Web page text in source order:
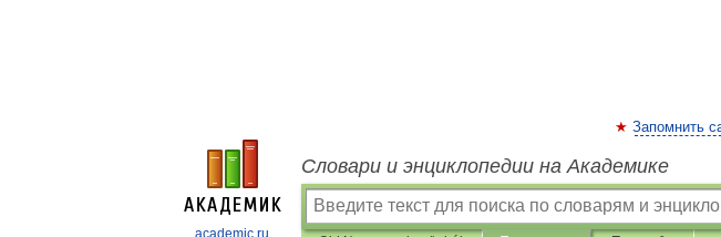
academic.ru
Запомнить
Словари и энциклопедии на Академике